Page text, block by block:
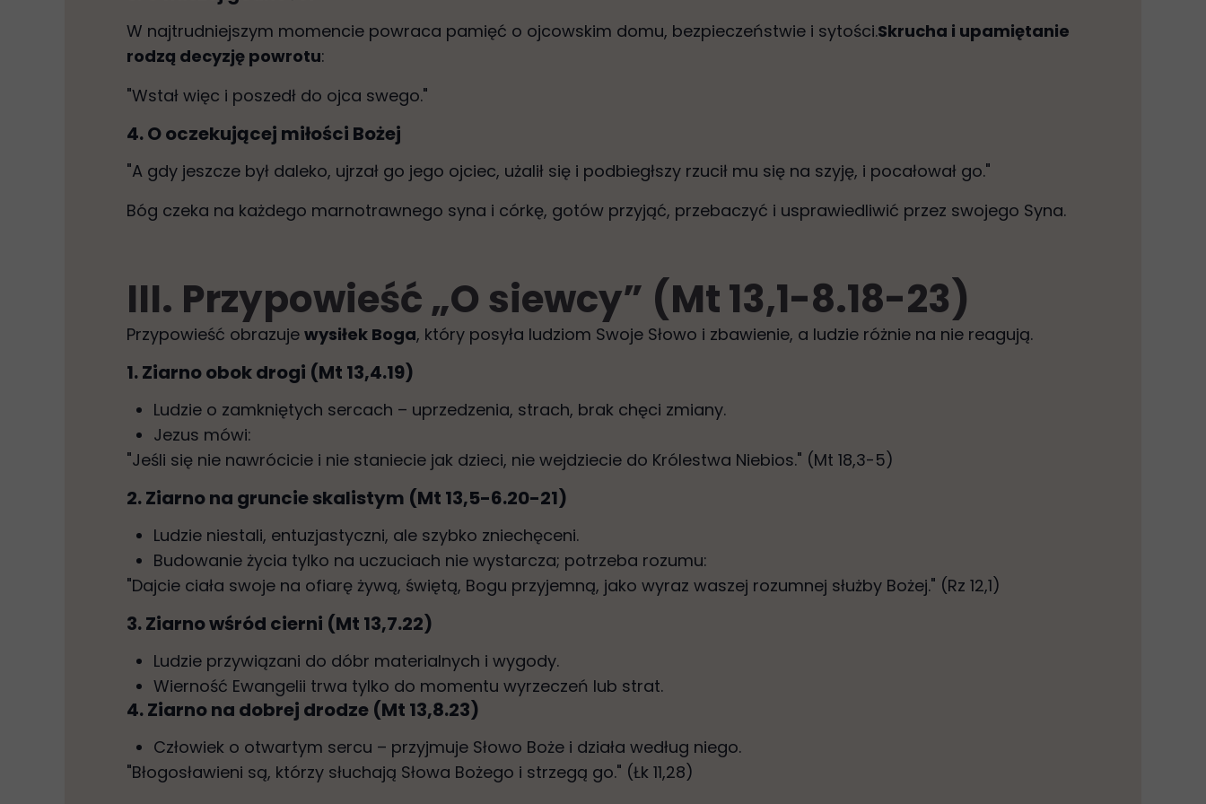
W najtrudniejszym momencie powraca pamięć o ojcowskim domu, bezpieczeństwie i sytości.Skrucha i upamiętanie
rodzą decyzję powrotu:
"Wstał więc i poszedł do ojca swego."
4. O oczekującej miłości Bożej
"A gdy jeszcze był daleko, ujrzał go jego ojciec, użalił się i podbiegłszy rzucił mu się na szyję, i pocałował go."
Bóg czeka na każdego marnotrawnego syna i córkę, gotów przyjąć, przebaczyć i usprawiedliwić przez swojego Syna.
III. Przypowieść „O siewcy” (Mt 13,1-8.18-23)
Przypowieść obrazuje wysiłek Boga, który posyła ludziom Swoje Słowo i zbawienie, a ludzie różnie na nie reagują.
1. Ziarno obok drogi (Mt 13,4.19)
Ludzie o zamkniętych sercach – uprzedzenia, strach, brak chęci zmiany.
Jezus mówi:
"Jeśli się nie nawrócicie i nie staniecie jak dzieci, nie wejdziecie do Królestwa Niebios." (Mt 18,3-5)
2. Ziarno na gruncie skalistym (Mt 13,5-6.20-21)
Ludzie niestali, entuzjastyczni, ale szybko zniechęceni.
Budowanie życia tylko na uczuciach nie wystarcza; potrzeba rozumu:
"Dajcie ciała swoje na ofiarę żywą, świętą, Bogu przyjemną, jako wyraz waszej rozumnej służby Bożej." (Rz 12,1)
3. Ziarno wśród cierni (Mt 13,7.22)
Ludzie przywiązani do dóbr materialnych i wygody.
Wierność Ewangelii trwa tylko do momentu wyrzeczeń lub strat.
4. Ziarno na dobrej drodze (Mt 13,8.23)
Człowiek o otwartym sercu – przyjmuje Słowo Boże i działa według niego.
"Błogosławieni są, którzy słuchają Słowa Bożego i strzegą go." (Łk 11,28)